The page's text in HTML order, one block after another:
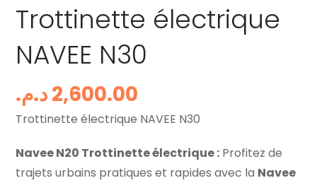
Trottinette électrique
NAVEE N30
2,600.00د.م.
Trottinette électrique NAVEE N30
Navee N20 Trottinette électrique : Profitez de
trajets urbains pratiques et rapides avec la Navee